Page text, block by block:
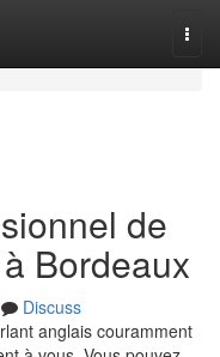
de
Bordeaux
Discuss
anglais couramment